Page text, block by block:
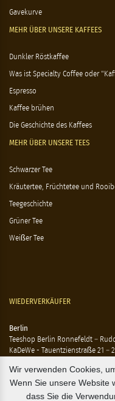
Gavekurve
MEHR ÜBER UNSERE KAFFEES
Dunkler Röstkaffee
Was ist Specialty Coffee oder
Espresso
Kaffee brühen
Die Geschichte des Kaffees
MEHR ÜBER UNSERE TEES
Schwarzer Tee
Kräutertee, Früchtetee und
Teegeschichte
Grüner Tee
Weißer Tee
WIEDERVERKÄUFER
Berlin
Teeshop Berlin Ronnefeldt –
KaDeWe - Tauentzienstraße 21 –
Ting - Rykestraße 41, 10405 Berlin
Flensburg
Wir verwenden Cookies,
Wenn Sie unsere Website
dass Sie die